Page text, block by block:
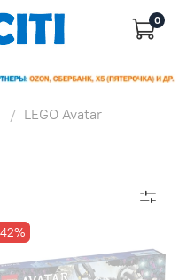
0
LEGO Avatar